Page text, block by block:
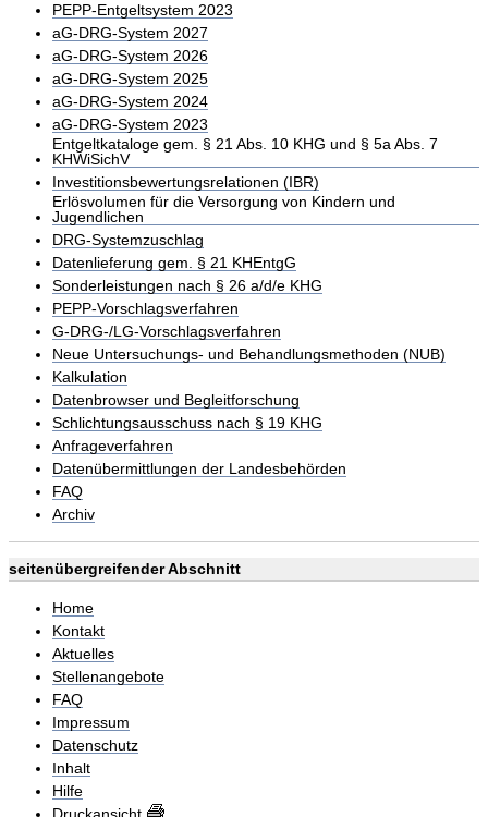
PEPP-Entgeltsystem 2023
aG-DRG-System 2027
aG-DRG-System 2026
aG-DRG-System 2025
aG-DRG-System 2024
aG-DRG-System 2023
Entgeltkataloge gem. § 21 Abs. 10 KHG und § 5a Abs. 7
KHWiSichV
Investitionsbewertungsrelationen (IBR)
Erlösvolumen für die Versorgung von Kindern und
Jugendlichen
DRG-Systemzuschlag
Datenlieferung gem. § 21 KHEntgG
Sonderleistungen nach § 26 a/d/e KHG
PEPP-Vorschlagsverfahren
G-DRG-/LG-Vorschlagsverfahren
Neue Untersuchungs- und Behandlungsmethoden (NUB)
Kalkulation
Datenbrowser und Begleitforschung
Schlichtungsausschuss nach § 19 KHG
Anfrageverfahren
Datenübermittlungen der Landesbehörden
FAQ
Archiv
seitenübergreifender Abschnitt
Home
Kontakt
Aktuelles
Stellenangebote
FAQ
Impressum
Datenschutz
Inhalt
Hilfe